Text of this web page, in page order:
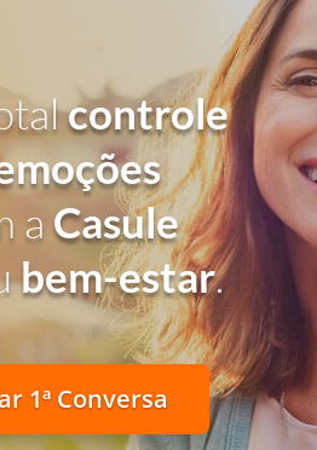
controle
a Casule
bem-estar.
1ª Conversa